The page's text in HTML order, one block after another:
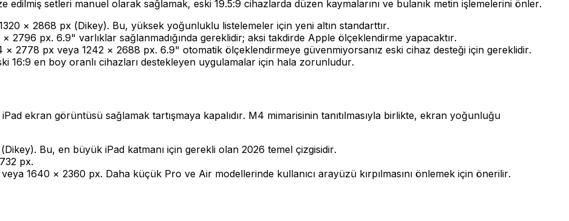
setleri manuel olarak sağlamak, eski 19.5:9 cihazlarda düzen kaymalarını ve bulanık metin işlemelerini önler.
× 2868 px (Dikey). Bu, yüksek yoğunluklu listelemeler için yeni altın standarttır.
× 2796 px. 6.9" varlıklar sağlanmadığında gereklidir; aksi takdirde Apple ölçeklendirme yapacaktır.
× 2778 px veya 1242 × 2688 px. 6.9" otomatik ölçeklendirmeye güvenmiyorsanız eski cihaz desteği için gereklidir.
16:9 en boy oranlı cihazları destekleyen uygulamalar için hala zorunludur.
ekran görüntüsü sağlamak tartışmaya kapalıdır. M4 mimarisinin tanıtılmasıyla birlikte, ekran yoğunluğu
Bu, en büyük iPad katmanı için gerekli olan 2026 temel çizgisidir.
px.
1640 × 2360 px. Daha küçük Pro ve Air modellerinde kullanıcı arayüzü kırpılmasını önlemek için önerilir.